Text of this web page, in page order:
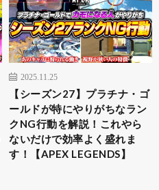
2025.11.25
【シーズン27】プラチナ・ゴ
ールドが特にやりがちなラン
クNG行動を解説！これやら
ないだけで効率よく盛れま
す！【APEX LEGENDS】